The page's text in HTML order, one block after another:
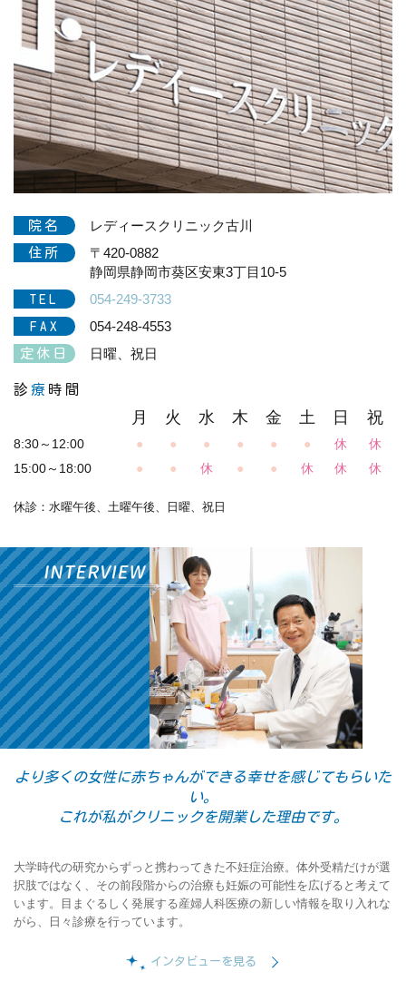
院名 レディースクリニック古川
住所
〒420-0882
静岡県静岡市葵区安東3丁目10-5
TEL 054-249-3733
FAX 054-248-4553
定休日 日曜、祝日
診 療 時間
月 火 水 木 金 土 日 祝
8:30～12:00 ● ● ● ● ● ● 休
休
15:00～18:00
● ● 休 ● ● 休 休 休
休診：水曜午後、土曜午後、日曜、祝日
より多くの女性に赤ちゃんができる幸せを感じてもらいた
い。
これが私がクリニックを開業した理由です。
大学時代の研究からずっと携わってきた不妊症治療。体外受精だけが選
択肢ではなく、その前段階からの治療も妊娠の可能性を広げると考えて
います。目まぐるしく発展する産婦人科医療の新しい情報を取り入れな
がら、日々診療を行っています。
インタビューを見る